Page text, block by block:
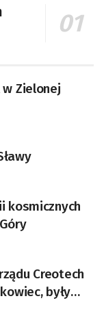
Zielonej
kosmicznych
Creotech